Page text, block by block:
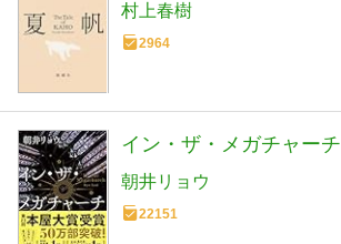
村上春樹
2964
イン・ザ・メガチャーチ
朝井リョウ
22151